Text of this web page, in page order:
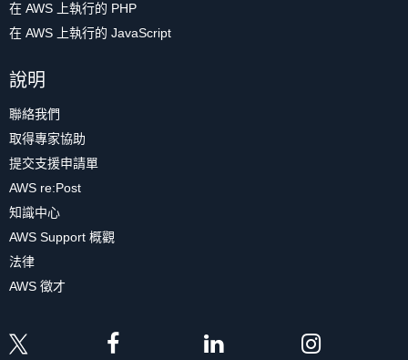
在 AWS 上執行的 PHP
在 AWS 上執行的 JavaScript
說明
聯絡我們
取得專家協助
提交支援申請單
AWS re:Post
知識中心
AWS Support 概觀
法律
AWS 徵才